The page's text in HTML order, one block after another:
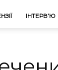
ІНТЕРВ’Ю